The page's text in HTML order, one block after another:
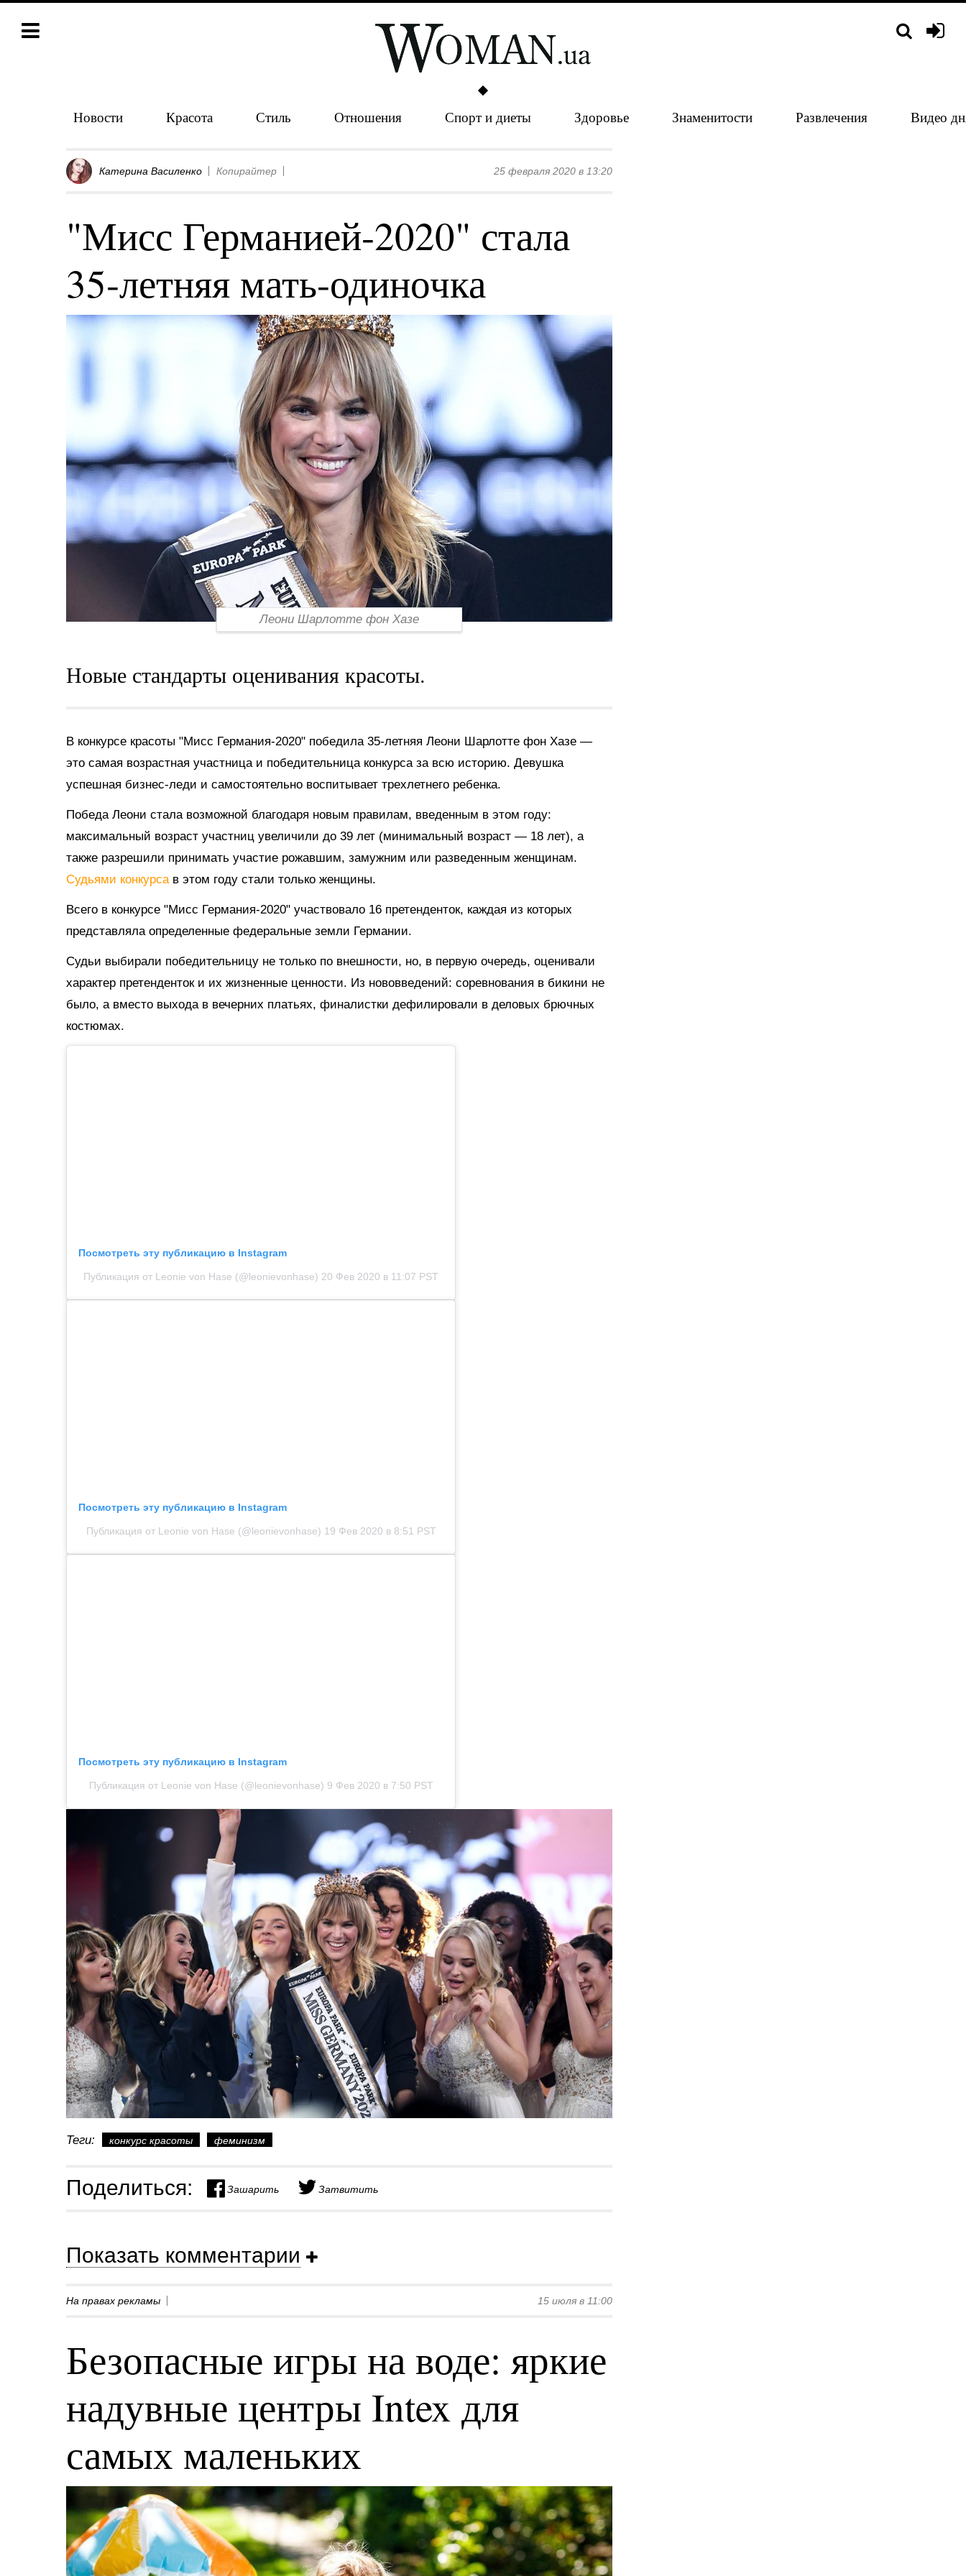
Новости Красота Стиль Отношения Спорт и диеты Здоровье Знаменитости Развлечения Видео
Катерина Василенко Копирайтер 25 февраля 2020 в 13:20
"Мисс Германией-2020" стала
35-летняя мать-одиночка
Леони Шарлотте фон Хазе
Новые стандарты оценивания красоты.
В конкурсе красоты "Мисс Германия-2020" победила 35-летняя Леони Шарлотте фон Хазе —
это самая возрастная участница и победительница конкурса за всю историю. Девушка
успешная бизнес-леди и самостоятельно воспитывает трехлетнего ребенка.
Победа Леони стала возможной благодаря новым правилам, введенным в этом году:
максимальный возраст участниц увеличили до 39 лет (минимальный возраст — 18 лет), а
также разрешили принимать участие рожавшим, замужним или разведенным женщинам.
Судьями конкурса в этом году стали только женщины.
Всего в конкурсе "Мисс Германия-2020" участвовало 16 претенденток, каждая из которых
представляла определенные федеральные земли Германии.
Судьи выбирали победительницу не только по внешности, но, в первую очередь, оценивали
характер претенденток и их жизненные ценности. Из нововведений: соревнования в бикини не
было, а вместо выхода в вечерних платьях, финалистки дефилировали в деловых брючных
костюмах.
Посмотреть эту публикацию в Instagram
Публикация от Leonie von Hase (@leonievonhase) 20 Фев 2020 в 11:07 PST
Посмотреть эту публикацию в Instagram
Публикация от Leonie von Hase (@leonievonhase) 19 Фев 2020 в 8:51 PST
Посмотреть эту публикацию в Instagram
Публикация от Leonie von Hase (@leonievonhase) 9 Фев 2020 в 7:50 PST
Теги: конкурс красоты феминизм
Поделиться: Зашарить Затвитить
Показать комментарии
На правах рекламы 15 июля в 11:00
Безопасные игры на воде: яркие
надувные центры Intex для
самых маленьких